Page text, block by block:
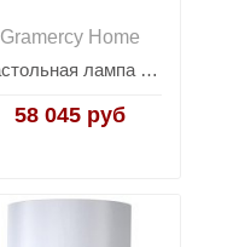
Gramercy Home
Настольная лампа Cheril
58 045 руб